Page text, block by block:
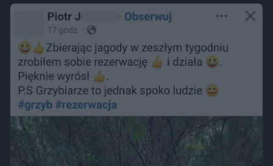
przez nagość, złamanie regulaminu parku albo zajęcie
trawnika, który nie został przeznaczony do rekreacji.